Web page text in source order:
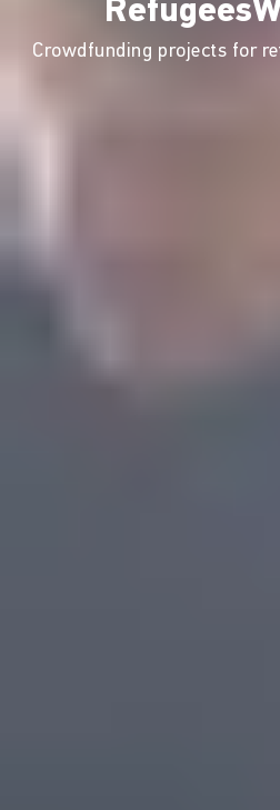
Crowdfunding projects for